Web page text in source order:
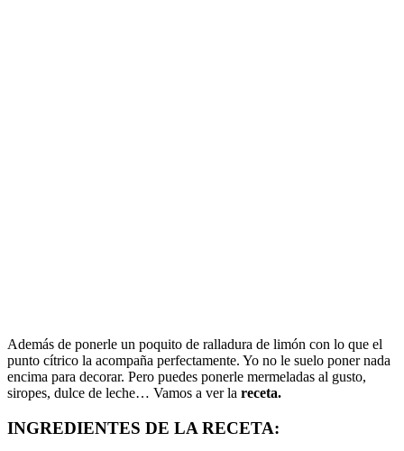
Además de ponerle un poquito de ralladura de limón con lo que el
punto cítrico la acompaña perfectamente. Yo no le suelo poner nada
encima para decorar. Pero puedes ponerle mermeladas al gusto,
siropes, dulce de leche… Vamos a ver la receta.
INGREDIENTES DE LA RECETA: